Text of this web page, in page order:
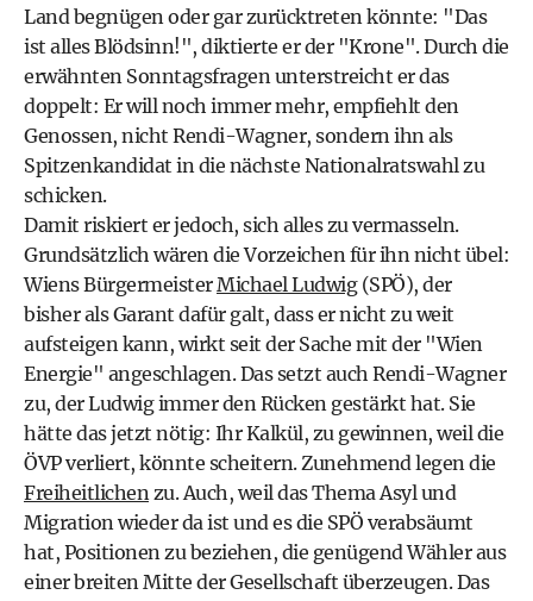
Land begnügen oder gar zurücktreten könnte: "Das
ist alles Blödsinn!", diktierte er der "Krone". Durch die
erwähnten Sonntagsfragen unterstreicht er das
doppelt: Er will noch immer mehr, empfiehlt den
Genossen, nicht Rendi-Wagner, sondern ihn als
Spitzenkandidat in die nächste Nationalratswahl zu
schicken.
Damit riskiert er jedoch, sich alles zu vermasseln.
Grundsätzlich wären die Vorzeichen für ihn nicht übel:
Wiens BürgermeisterMichael Ludwig(SPÖ), der
bisher als Garant dafür galt, dass er nicht zu weit
aufsteigen kann, wirkt seit der Sache mit der "Wien
Energie" angeschlagen. Das setzt auch Rendi-Wagner
zu, der Ludwig immer den Rücken gestärkt hat. Sie
hätte das jetzt nötig: Ihr Kalkül, zu gewinnen, weil die
ÖVP verliert, könnte scheitern. Zunehmend legen die
Freiheitlichenzu. Auch, weil das Thema Asyl und
Migration wieder da ist und es die SPÖ verabsäumt
hat, Positionen zu beziehen, die genügend Wähler aus
einer breiten Mitte der Gesellschaft überzeugen. Das